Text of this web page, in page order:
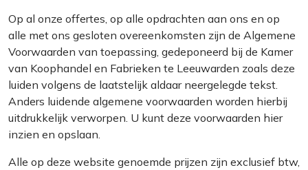
Op al onze offertes, op alle opdrachten aan ons en op
alle met ons gesloten overeenkomsten zijn de Algemene
Voorwaarden van toepassing, gedeponeerd bij de Kamer
van Koophandel en Fabrieken te Leeuwarden zoals deze
luiden volgens de laatstelijk aldaar neergelegde tekst.
Anders luidende algemene voorwaarden worden hierbij
uitdrukkelijk verworpen. U kunt deze voorwaarden hier
inzien en opslaan.
Alle op deze website genoemde prijzen zijn exclusief btw,